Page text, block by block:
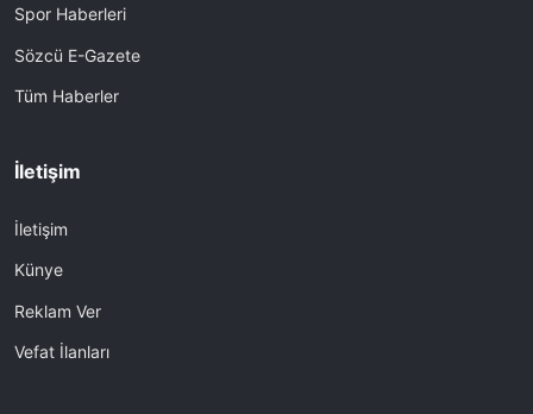
Spor Haberleri
Sözcü E-Gazete
Tüm Haberler
İletişim
İletişim
Künye
Reklam Ver
Vefat İlanları